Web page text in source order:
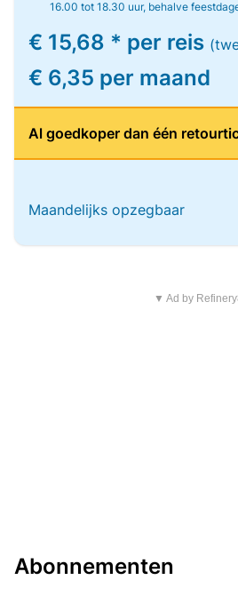
16.00 tot 18.30 uur, behalve
€ 15,68 * per reis
€ 6,35 per maand
Al goedkoper dan één
Maandelijks opzegbaar
▼ Ad by
Abonnementen